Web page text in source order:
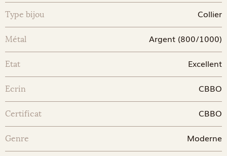
Type bijou Collier
Métal Argent (800/1000)
Etat Excellent
Ecrin CBBO
Certificat CBBO
Genre Moderne